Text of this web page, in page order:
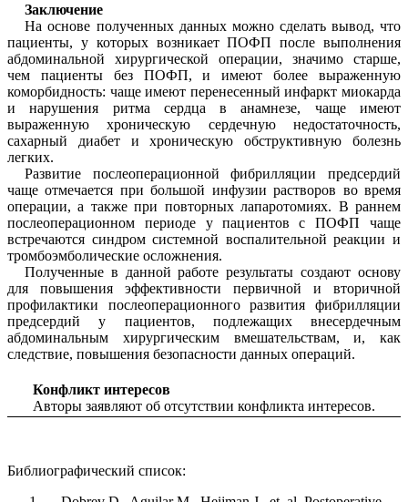
Заключение
На основе полученных данных можно сделать вывод, что
пациенты, у которых возникает ПОФП после выполнения
абдоминальной хирургической операции, значимо старше,
чем пациенты без ПОФП, и имеют более выраженную
коморбидность: чаще имеют перенесенный инфаркт миокарда
и нарушения ритма сердца в анамнезе, чаще имеют
выраженную хроническую сердечную недостаточность,
сахарный диабет и хроническую обструктивную болезнь
легких.
Развитие послеоперационной фибрилляции предсердий
чаще отмечается при большой инфузии растворов во время
операции, а также при повторных лапаротомиях. В раннем
послеоперационном периоде у пациентов с ПОФП чаще
встречаются синдром системной воспалительной реакции и
тромбоэмболические осложнения.
Полученные в данной работе результаты создают основу
для повышения эффективности первичной и вторичной
профилактики послеоперационного развития фибрилляции
предсердий у пациентов, подлежащих внесердечным
абдоминальным хирургическим вмешательствам, и, как
следствие, повышения безопасности данных операций.
Конфликт интересов
Авторы заявляют об отсутствии конфликта интересов.
Библиографический список: